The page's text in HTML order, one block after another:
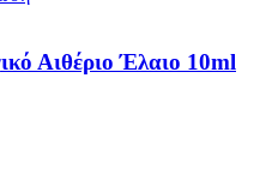
Αιθέριο Έλαιο 10ml